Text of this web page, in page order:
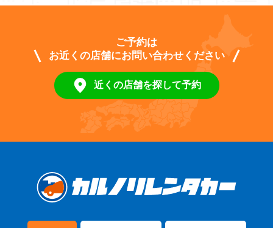
ご予約は
お近くの店舗にお問い合わせください
近くの店舗を探して予約